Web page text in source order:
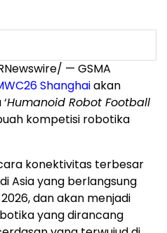
— GSMA
Shanghaiakan
Humanoid Robot Football
kompetisi robotika
konektivitas terbesar
Asia yang berlangsung
dan akan menjadi
yang dirancang